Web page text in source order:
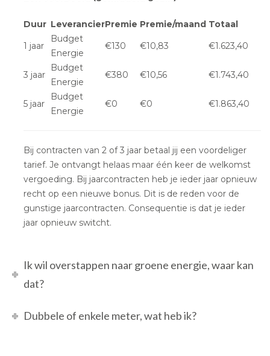
Duur LeverancierPremie Premie/maand Totaal
1 jaar
Budget
Energie
€130 €10,83 €1.623,40
3 jaar
Budget
Energie
€380 €10,56 €1.743,40
5 jaar
Budget
Energie
€0 €0 €1.863,40
Bij contracten van 2 of 3 jaar betaal jij een voordeliger
tarief. Je ontvangt helaas maar één keer de welkomst
vergoeding. Bij jaarcontracten heb je ieder jaar opnieuw
recht op een nieuwe bonus. Dit is de reden voor de
gunstige jaarcontracten. Consequentie is dat je ieder
jaar opnieuw switcht.
Ik wil overstappen naar groene energie, waar kan
dat?
Dubbele of enkele meter, wat heb ik?